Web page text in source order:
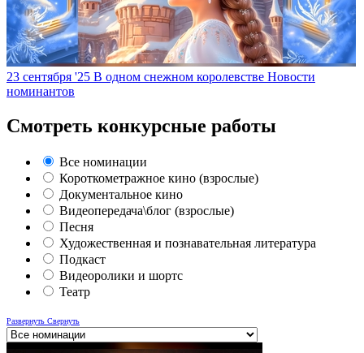
23 сентября '25 В одном снежном королевстве Новости
номинантов
Смотреть конкурсные работы
Все номинации
Короткометражное кино (взрослые)
Документальное кино
Видеопередача\блог (взрослые)
Песня
Художественная и познавательная литература
Подкаст
Видеоролики и шортс
Театр
Развернуть Свернуть